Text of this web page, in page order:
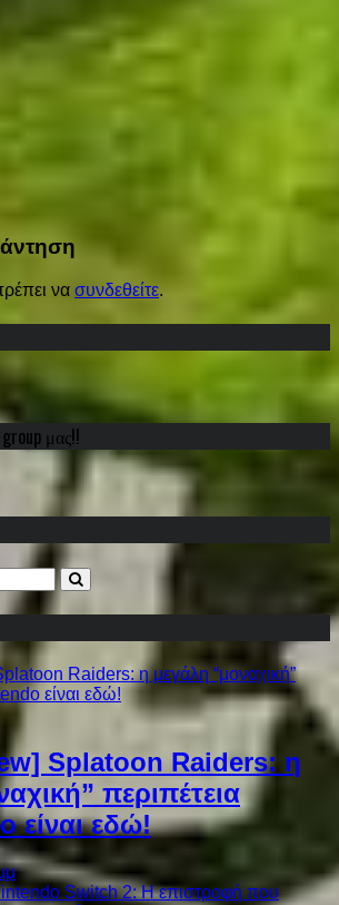
να συνδεθείτε.
μας!!
Splatoon Raiders: η
περιπέτεια
είναι εδώ!